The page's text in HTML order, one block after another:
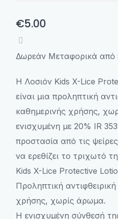
€5.00
Δωρεάν Μεταφορικά από
Η Λοσιόν Kids X-Lice
είναι μια προληπτική
καθημερινής χρήσης,
ενισχυμένη με 20% ΙR
προστασία από τις
να ερεθίζει το τριχωτό
Kids X-Lice Protective
Προληπτική
χρήσης, χωρίς άρωμα.
Η ενισχυμένη σύνθεσή